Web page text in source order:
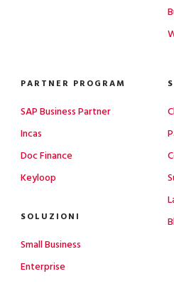
PARTNER PROGRAM
SAP Business Partner
Incas
Doc Finance
Keyloop
SOLUZIONI
Small Business
Enterprise